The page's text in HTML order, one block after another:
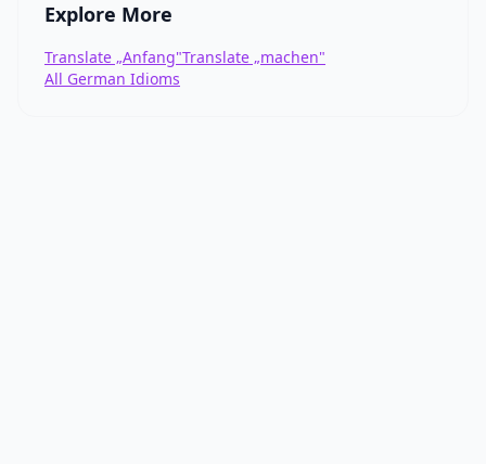
Explore More
Translate „Anfang"Translate „machen"
All German Idioms